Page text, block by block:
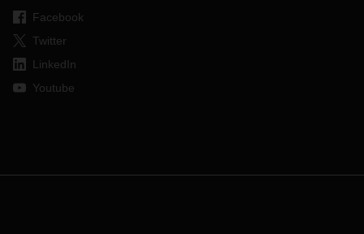
Facebook
Twitter
LinkedIn
Youtube